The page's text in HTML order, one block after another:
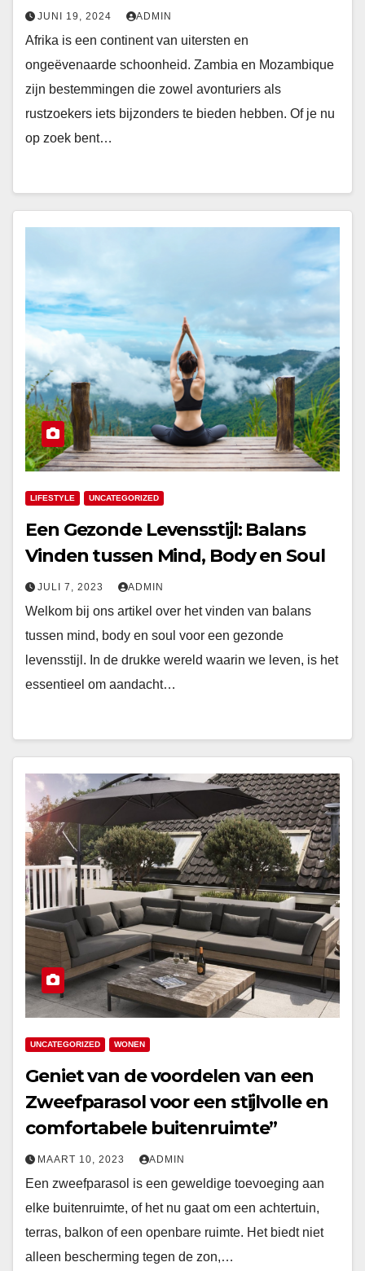
JUNI 19, 2024 ADMIN
Afrika is een continent van uitersten en
ongeëvenaarde schoonheid. Zambia en Mozambique
zijn bestemmingen die zowel avonturiers als
rustzoekers iets bijzonders te bieden hebben. Of je nu
op zoek bent…
LIFESTYLE UNCATEGORIZED
Een Gezonde Levensstijl: Balans
Vinden tussen Mind, Body en Soul
JULI 7, 2023 ADMIN
Welkom bij ons artikel over het vinden van balans
tussen mind, body en soul voor een gezonde
levensstijl. In de drukke wereld waarin we leven, is het
essentieel om aandacht…
UNCATEGORIZED WONEN
Geniet van de voordelen van een
Zweefparasol voor een stijlvolle en
comfortabele buitenruimte”
MAART 10, 2023 ADMIN
Een zweefparasol is een geweldige toevoeging aan
elke buitenruimte, of het nu gaat om een achtertuin,
terras, balkon of een openbare ruimte. Het biedt niet
alleen bescherming tegen de zon,…